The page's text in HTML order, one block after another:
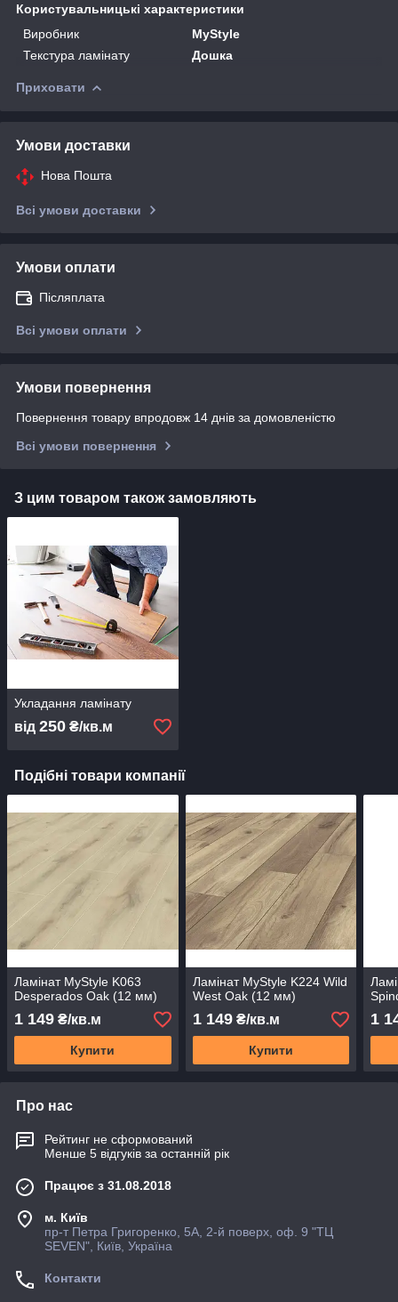
Користувальницькі характеристики
Виробник
MyStyle
Текстура ламінату
Дошка
Приховати
Умови доставки
Нова Пошта
Всі умови доставки
Умови оплати
Післяплата
Всі умови оплати
Умови повернення
Повернення товару впродовж 14 днів за домовленістю
Всі умови повернення
З цим товаром також замовляють
Укладання ламінату
від 250 ₴/кв.м
Подібні товари компанії
Ламінат MyStyle K063
Desperados Oak (12 мм)
1 149 ₴/кв.м
Купити
Ламінат MyStyle K224 Wild
West Oak (12 мм)
1 149₴/кв.м
Купити
1
Про нас
Рейтинг не сформований
Менше 5 відгуків за останній рік
Працює з 31.08.2018
м. Київ
пр-т Петра Григоренко, 5А, 2-й поверх, оф. 9 "ТЦ
SEVEN", Київ, Україна
Контакти